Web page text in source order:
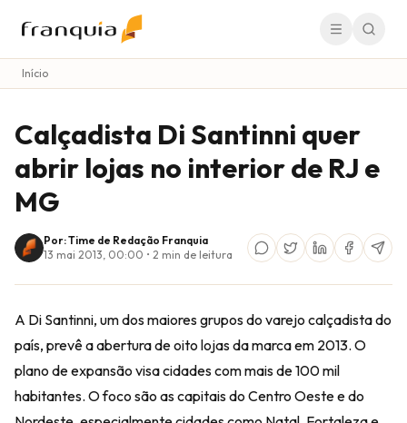
Início
Calçadista Di Santinni quer
abrir lojas no interior de RJ e
MG
Por: Time de Redação Franquia
13 mai 2013, 00:00 • 2 min de leitura
A Di Santinni, um dos maiores grupos do varejo calçadista do
país, prevê a abertura de oito lojas da marca em 2013. O
plano de expansão visa cidades com mais de 100 mil
habitantes. O foco são as capitais do Centro Oeste e do